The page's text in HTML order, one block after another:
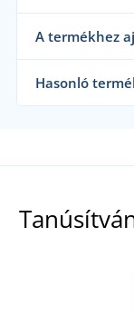
A termékhez
Hasonló